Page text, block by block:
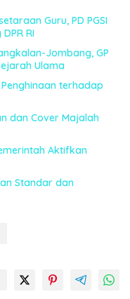
Guru, PD PGSI
RI
Jombang, GP
Ulama
terhadap
dan Cover Majalah
Aktifkan
Standar dan